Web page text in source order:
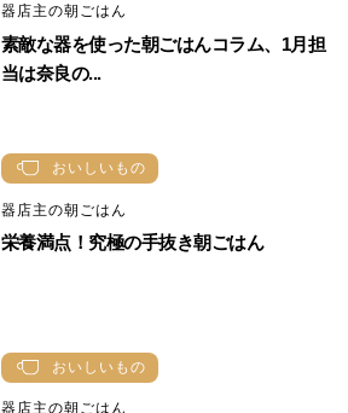
器店主の朝ごはん
素敵な器を使った朝ごはんコラム、1月担
当は奈良の...
おいしいもの
器店主の朝ごはん
栄養満点！究極の手抜き朝ごはん
おいしいもの
器店主の朝ごはん